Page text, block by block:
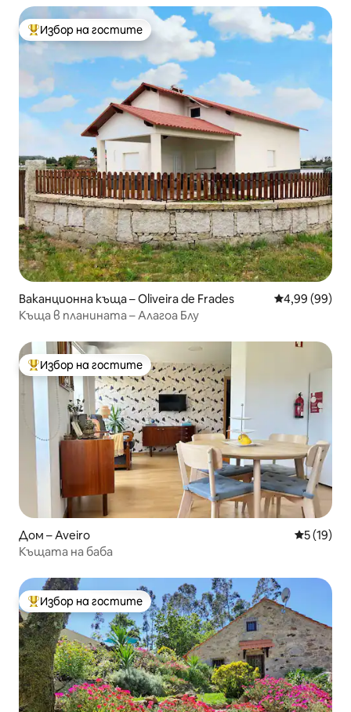
Най-популярен избор на гостите
Избор на гостите
Ваканционна къща – Oliveira de Frades Средна
4,99 (99)
Къща в планината – Алагоа Блу
Най-популярен избор на гостите
Избор на гостите
Дом – Aveiro Средна
5 (19)
Къщата на баба
Най-популярен избор на гостите
Избор на гостите